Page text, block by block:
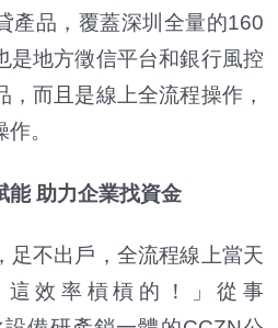
產品，覆蓋深圳全量的160
是地方徵信平台和銀行風控
而且是線上全流程操作，
。
能 助力企業找資金
不出戶，全流程線上當天
效率槓槓的！」從事